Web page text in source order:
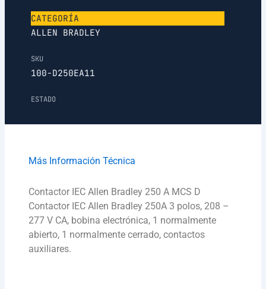
CATEGORÍA
ALLEN BRADLEY
SKU
100-D250EA11
ESTADO
Más Información Técnica
Contactor IEC Allen Bradley 250 A MCS D
Contactor IEC Allen Bradley 250A 3 polos, 208 –
277 V CA, bobina electrónica, 1 normalmente
abierto, 1 normalmente cerrado, contactos
auxiliares.